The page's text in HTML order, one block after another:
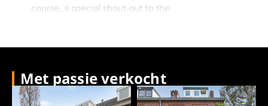
Met passie verkocht